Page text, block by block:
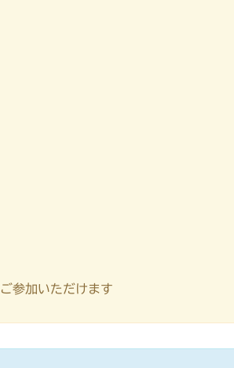
参加いただけます